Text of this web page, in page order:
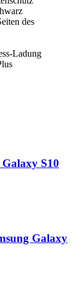
des
Ladung
S10
Galaxy